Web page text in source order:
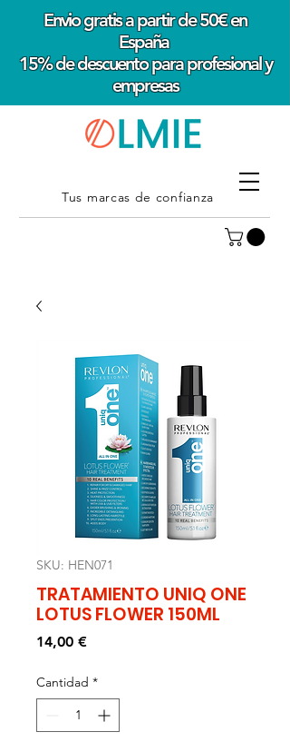
Envio gratis a partir de 50€ en
España
15% de descuento para profesional y
empresas
Tus marcas de confianza
SKU: HEN071
TRATAMIENTO UNIQ ONE
LOTUS FLOWER 150ML
14,00 €Precio
Cantidad *